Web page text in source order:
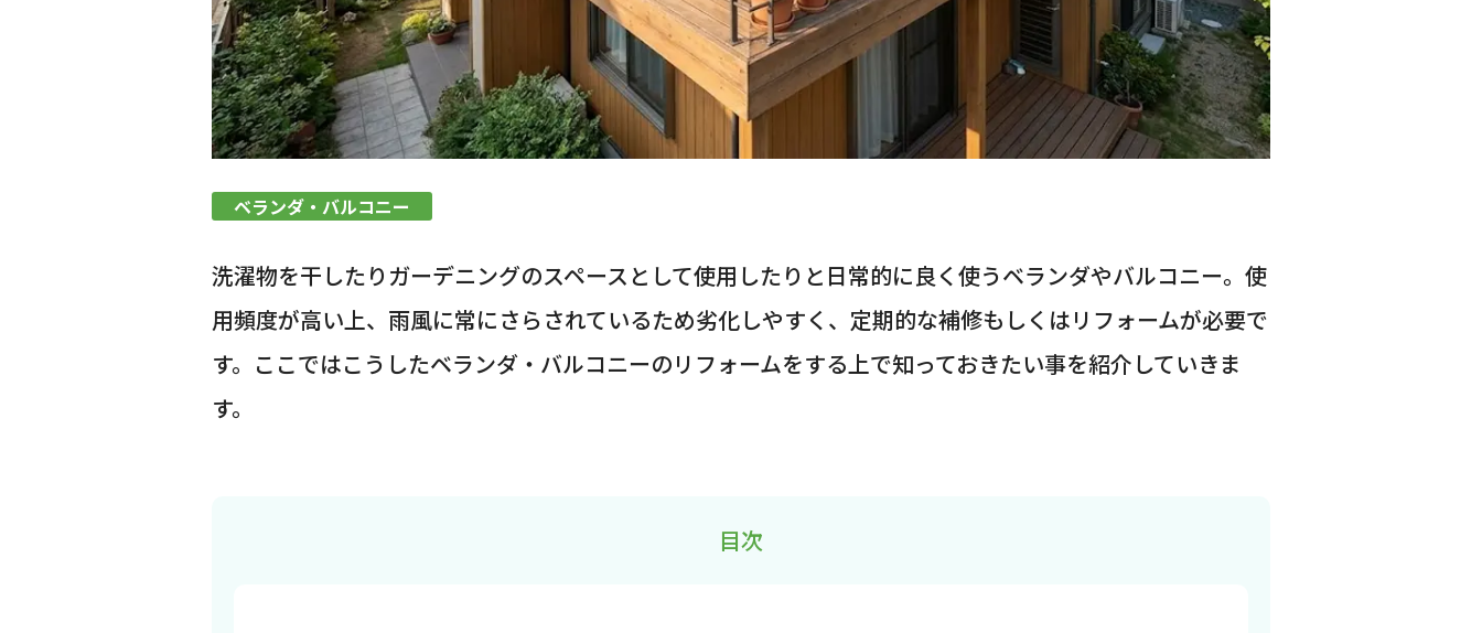
ベランダ・バルコニー
洗濯物を干したりガーデニングのスペースとして使用したりと日常的に良く使うベランダやバルコニー。使
用頻度が高い上、雨風に常にさらされているため劣化しやすく、定期的な補修もしくはリフォームが必要で
す。ここではこうしたベランダ・バルコニーのリフォームをする上で知っておきたい事を紹介していきま
す。
目次